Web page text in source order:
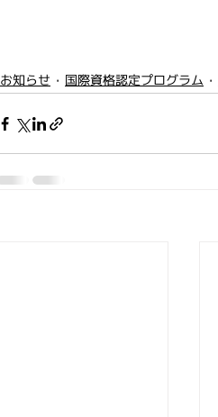
お知らせ 国際資格認定プログラム